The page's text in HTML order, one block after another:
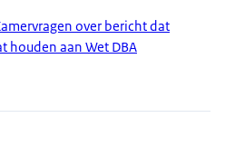
over bericht dat
houden aan Wet DBA